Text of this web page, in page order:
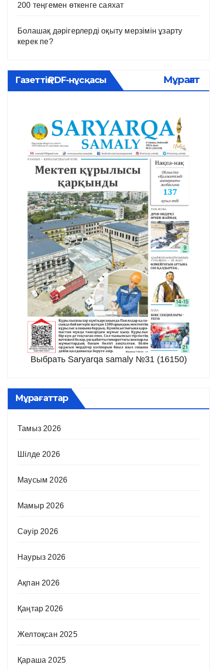
200 теңгемен өткенге саяхат
Болашақ дәрігерлерді оқыту мерзімін ұзарту
керек пе?
Газеттің PDF-нұсқасы Мұрағат
Выбрать Saryarqa samaly №31 (16150)
Мұрағаттар
Тамыз 2026
Шілде 2026
Маусым 2026
Мамыр 2026
Сәуір 2026
Наурыз 2026
Ақпан 2026
Қаңтар 2026
Желтоқсан 2025
Қараша 2025